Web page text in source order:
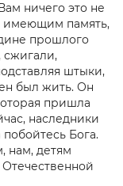
ничего это не
имеющим память,
прошлого
сжигали,
штыки,
был жить. Он
пришла
наследники
Бога.
нам, детям